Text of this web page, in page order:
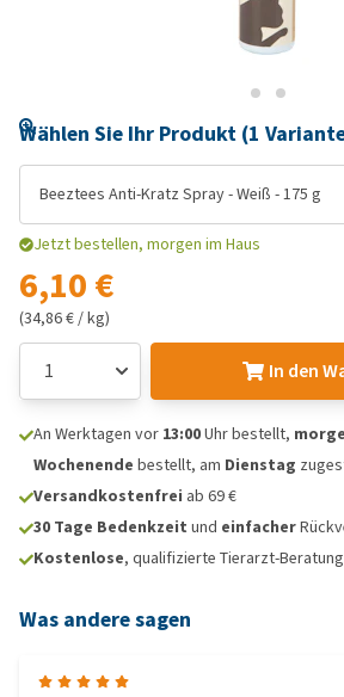
Wählen Sie Ihr Produkt (1
Beeztees Anti-Kratz Spray - Weiß - 175 g
Jetzt bestellen, morgen im Haus
6,10 €
(34,86 € / kg)
In den
An Werktagen vor 13:00Uhr bestellt,
Wochenende bestellt, am Dienstag
Versandkostenfrei ab 69 €
30 Tage Bedenkzeit und einfacher
Kostenlose, qualifizierte Tierarzt-Beratung
Was andere sagen